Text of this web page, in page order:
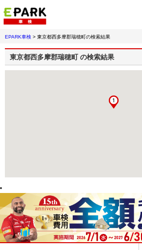
EPARK車検 > 東京都西多摩郡瑞穂町の検索結果
東京都西多摩郡瑞穂町の検索結果